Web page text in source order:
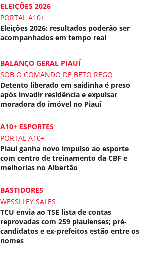
ELEIÇÕES 2026
PORTAL A10+
Eleições 2026: resultados poderão ser
acompanhados em tempo real
BALANÇO GERAL PIAUÍ
SOB O COMANDO DE BETO REGO
Detento liberado em saidinha é preso
após invadir residência e expulsar
moradora do imóvel no Piauí
A10+ ESPORTES
PORTAL A10+
Piauí ganha novo impulso ao esporte
com centro de treinamento da CBF e
melhorias no Albertão
BASTIDORES
WESSLLEY SALES
TCU envia ao TSE lista de contas
reprovadas com 259 piauienses; pré-
candidatos e ex-prefeitos estão entre os
nomes